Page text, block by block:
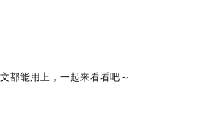
都能用上，一起来看看吧～